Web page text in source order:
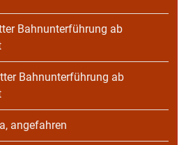
Bahnunterführung ab
Bahnunterführung ab
angefahren